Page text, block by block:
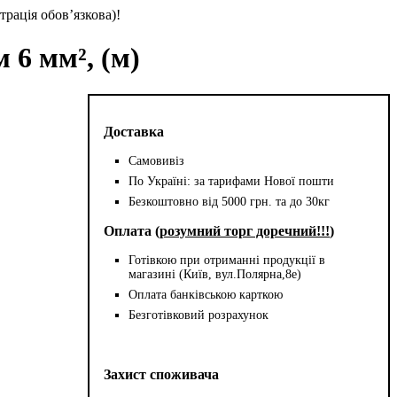
обов’язкова)!
6 мм², (м)
Доставка
Самовивіз
По Україні: за тарифами Нової пошти
Безкоштовно від 5000 грн. та до 30кг
Оплата (розумний торг доречний!!!)
Готівкою при отриманні продукції в
магазині (Київ, вул.Полярна,8е)
Оплата банківською карткою
Безготівковий розрахунок
Захист споживача